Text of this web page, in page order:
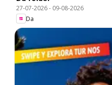
27-07-2026- 09-08-2026
Da